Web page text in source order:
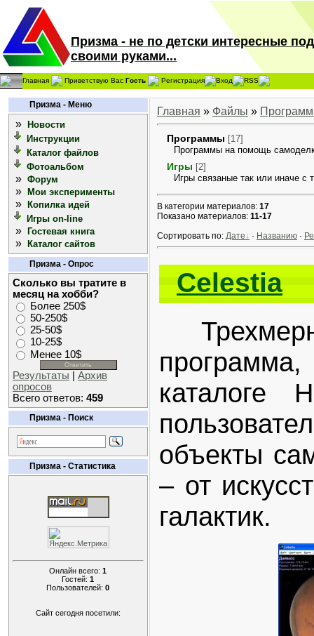
Призма - не по детски интересные
своими руками...
Главная Приветствую Вас Гость Регистрация Вход RSS
Призма - Меню
»
Новости
Инструкции
Каталог файлов
Фотоальбом
» Форум
» Мои эксперименты
»
Копилка идей
Игры on-line
» Гостевая книга
» Каталог сайтов
Призма - Опрос
Сколько вы тратите в
месяц на хобби?
Более 250$
50-250$
25-50$
10-25$
Менее 10$
Результаты
Архив
опросов
Всего ответов: 459
Призма - Поиск
Призма - Статистика
Онлайн всего:1
Гостей:1
Пользователей:0
Сайт сегодня посетили:
Главная » Файлы »
Программы [17]
Программы на помощь
Игры [2]
Игры связаные так или иначе с
В категории материалов: 17
Показано материалов: 11-17
Сортировать по: Дате · Названию ·
Celestia
каталоге
объекты
– от
галактик.